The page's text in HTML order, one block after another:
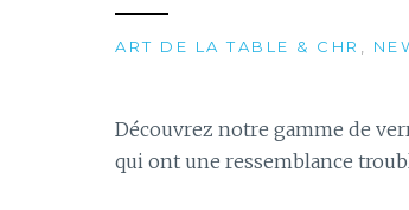
ART DE LA TABLE & CHR
Découvrez notre gamme de
qui ont une ressemblance